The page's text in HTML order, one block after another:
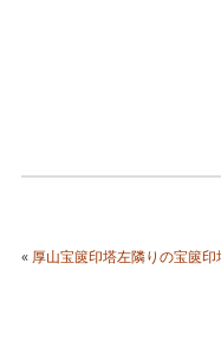
« 厚山宝篋印塔左隣りの宝篋印